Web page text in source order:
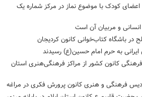
اعضای کودک با موضوع نماز در مرکز شماره یک
و مربیان آن است
در باشگاه کتاب‌خوانی کانون کردیجان
به حرم امام حسین(ع) رسیدند
کانون کشور از مراکز فرهنگی‌هنری استان
فرهنگی و هنری کانون پرورش فکری در مراغه